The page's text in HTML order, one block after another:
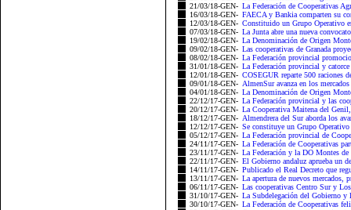
21/03/18-GEN- La Federación de Cooperativas
16/03/18-GEN- FAECA y Bankia comparten su
12/03/18-GEN- Constituido un Grupo Operativo
07/03/18-GEN- La Junta abre una nueva
19/02/18-GEN- La Denominación de Origen
09/02/18-GEN- Las cooperativas de Granada
08/02/18-GEN- La Federación provincial
31/01/18-GEN- La Federación provincial y
12/01/18-GEN- COSEGUR reparte 500 raciones
09/01/18-GEN- AlmenSur avanza en los
04/01/18-GEN- La Denominación de Origen
22/12/17-GEN- La Federación provincial y las
20/12/17-GEN- La Cooperativa Maitena del
18/12/17-GEN- Almendrera del Sur aborda los
12/12/17-GEN- Se constituye un Grupo Operativo
05/12/17-GEN- La Federación provincial de
24/11/17-GEN- La Federación de Cooperativas
23/11/17-GEN- La Federación y la DO Montes
22/11/17-GEN- El Gobierno andaluz aprueba un
14/11/17-GEN- Publicado el Real Decreto que
13/11/17-GEN- La apertura de nuevos mercados,
06/11/17-GEN- Las cooperativas Centro Sur y
31/10/17-GEN- La Subdelegación del Gobierno y
30/10/17-GEN- La Federación de Cooperativas